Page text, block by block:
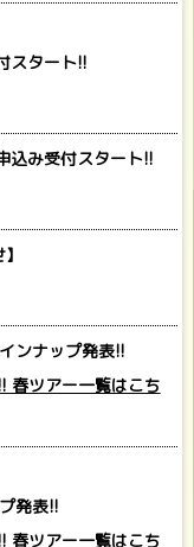
スタート!!
込み受付スタート!!
ンナップ発表!!
春ツアー一覧はこち
発表!!
春ツアー一覧はこち